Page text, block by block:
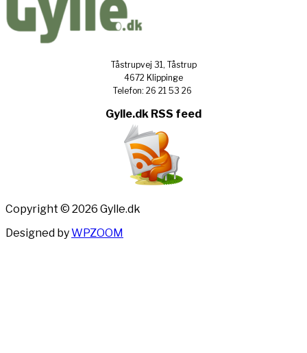
Tåstrupvej 31, Tåstrup
4672 Klippinge
Telefon: 26 21 53 26
Gylle.dk RSS feed
Copyright © 2026 Gylle.dk
Designed byWPZOOM